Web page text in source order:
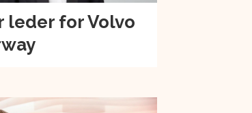
leder for Volvo